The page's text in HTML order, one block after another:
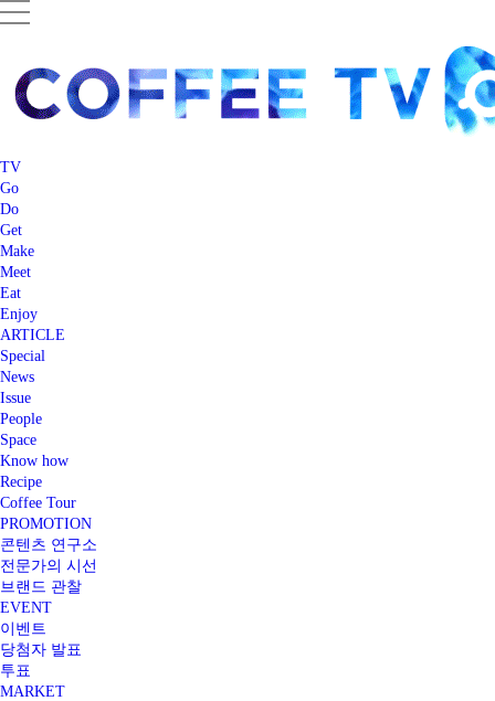
TV
Go
Do
Get
Make
Meet
Eat
Enjoy
ARTICLE
Special
News
Issue
People
Space
Know how
Recipe
Coffee Tour
PROMOTION
콘텐츠 연구소
전문가의 시선
브랜드 관찰
EVENT
이벤트
당첨자 발표
투표
MARKET